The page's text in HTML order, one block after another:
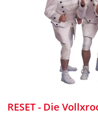
RESET - Die